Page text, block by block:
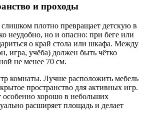
и проходы
слишком плотно превращает детскую в
неудобно, но и опасно: при беге или
о край стола или шкафа. Между
игра, учёба) должен быть чётко
не менее 70 см.
комнаты. Лучше расположить мебель
пространство для активных игр.
особенно хорошо в небольших
расширяет площадь и делает